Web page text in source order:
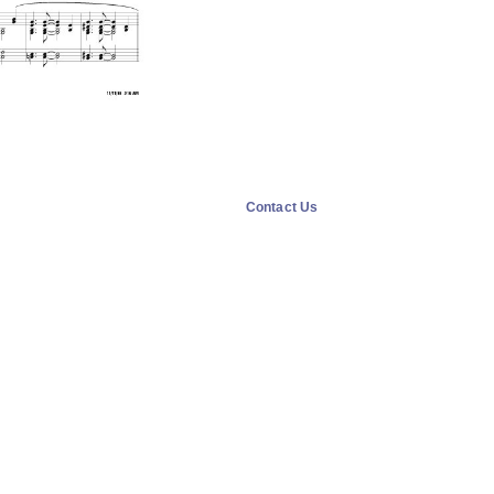
Contact Us